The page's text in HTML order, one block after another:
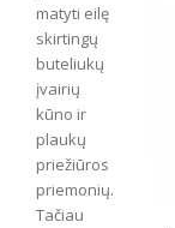
matyti eilę
skirtingų
buteliukų
įvairių
kūno ir
plaukų
priežiūros
priemonių.
Tačiau